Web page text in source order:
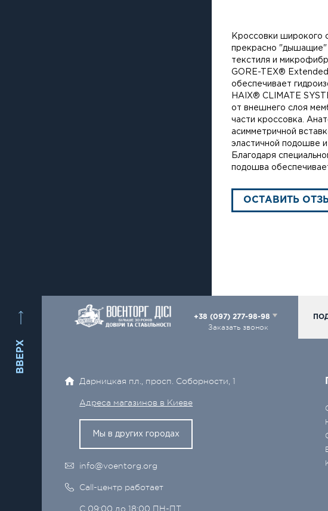
Кроссовки широкого
прекрасно "дышащие"
текстиля и
GORE-TEX®
обеспечивает
HAIX® CLIMATE
от внешнего слоя
части кроссовка.
асимметричной
эластичной подошве
Благодаря
подошва
ОСТАВИТЬ
ВВЕРХ
+38 (097) 277-98-98
Заказать звонок
Дарницкая пл., просп. Соборности, 1
Адреса магазинов в Киеве
Мы в других городах
info@voentorg.org
Call-центр работает
С 09:00 до 18:00 ПН-ПТ